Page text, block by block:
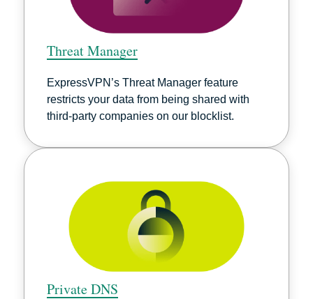
Threat Manager
ExpressVPN’s Threat Manager feature
restricts your data from being shared with
third-party companies on our blocklist.
Private DNS